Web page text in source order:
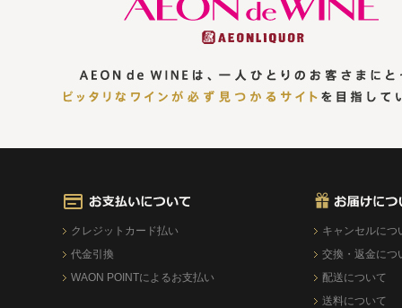
クレジットカード払い
代金引換
WAON POINTによるお支払い
キャンセルにつ
交換・返金につ
配送について
送料について